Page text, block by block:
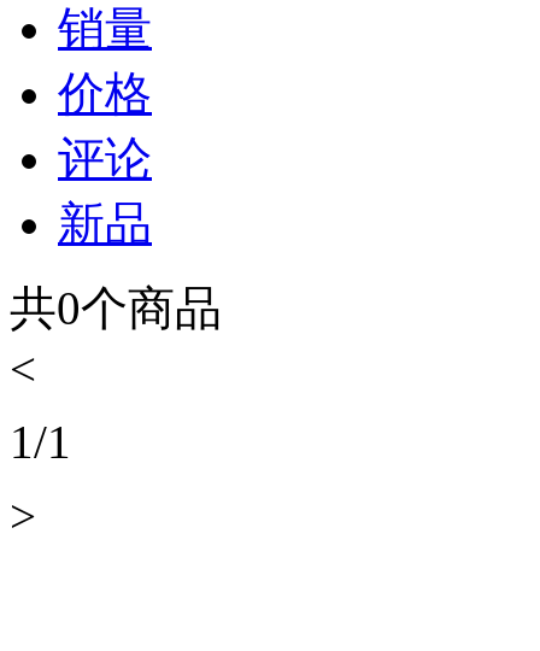
销量
价格
评论
新品
共0个商品
<
1/1
>